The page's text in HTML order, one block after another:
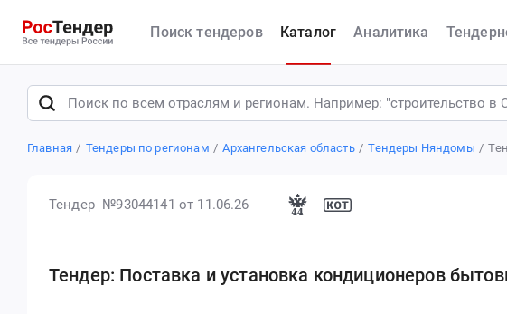
Поиск тендеров Каталог Аналитика
Главная Тендеры по регионам Архангельская область Тендеры Няндомы
Тендер №93044141 от 11.06.26
Тендер: Поставка и установка кондиционеров